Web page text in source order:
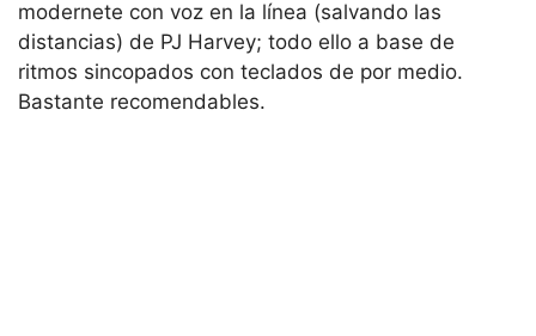
modernete con voz en la línea (salvando las
distancias) de PJ Harvey; todo ello a base de
ritmos sincopados con teclados de por medio.
Bastante recomendables.